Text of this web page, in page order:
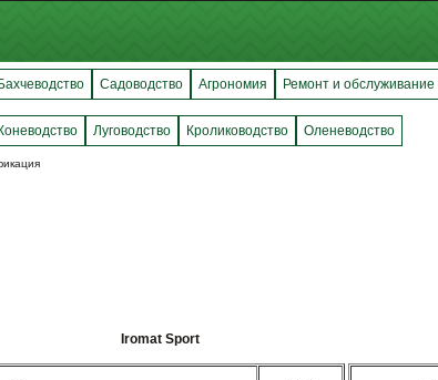
Бахчеводство Садоводство Агрономия Ремонт и обслуживание
Коневодство Луговодство Кролиководство Оленеводство
Iromat Sport